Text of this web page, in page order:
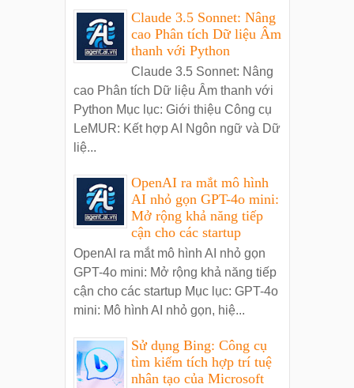
Claude 3.5 Sonnet: Nâng
cao Phân tích Dữ liệu Âm
thanh với Python
Claude 3.5 Sonnet: Nâng
cao Phân tích Dữ liệu Âm thanh với
Python Mục lục: Giới thiệu Công cụ
LeMUR: Kết hợp AI Ngôn ngữ và Dữ
liệ...
OpenAI ra mắt mô hình
AI nhỏ gọn GPT-4o mini:
Mở rộng khả năng tiếp
cận cho các startup
OpenAI ra mắt mô hình AI nhỏ gọn
GPT-4o mini: Mở rộng khả năng tiếp
cận cho các startup Mục lục: GPT-4o
mini: Mô hình AI nhỏ gọn, hiệ...
Sử dụng Bing: Công cụ
tìm kiếm tích hợp trí tuệ
nhân tạo của Microsoft